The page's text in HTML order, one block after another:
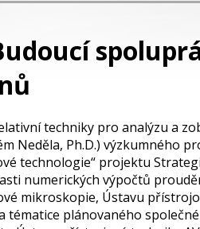
techniky pro analýzu a
Neděla, Ph.D.) výzkumného
technologie“ projektu
numerických výpočtů
mikroskopie, Ústavu
tématice plánovaného